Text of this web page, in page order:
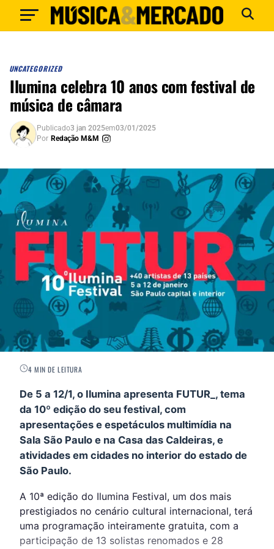
UNCATEGORIZED
Ilumina celebra 10 anos com festival de
música de câmara
Publicado3 jan 2025em03/01/2025
Por Redação M&M
4 MIN DE LEITURA
De 5 a 12/1, o Ilumina apresenta FUTUR­_, tema
da 10º edição do seu festival, com
apresentações e espetáculos multimídia na
Sala São Paulo e na Casa das Caldeiras, e
atividades em cidades no interior do estado de
São Paulo.
A 10ª edição do Ilumina Festival, um dos mais
prestigiados no cenário cultural internacional, terá
uma programação inteiramente gratuita, com a
participação de 13 solistas renomados e 28